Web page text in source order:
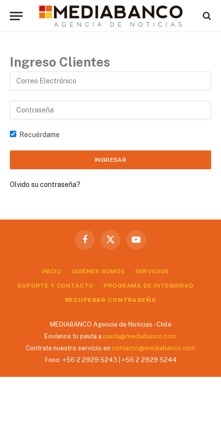
Ingreso Clientes
Recuérdame
Olvido su contraseña?
Facebook
X
YouTube
INICIO QUIÉNES SOMOS SERVICIOS
SOPORTE Y CONTACTO PROGRAMA DE INTEGRIDAD
RECUPERAR CONTRASEÑA
MEDIABANCO Agencia de Noticias - Chile
Envíanos tu pauta a pauta@mediabanco.com
Contrata nuestro servicio en contacto@mediabanco.com
Fono: +56 2 2929 5243 | +56 2 2929 5244